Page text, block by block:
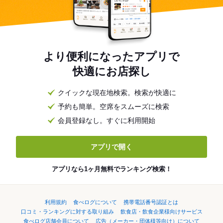
より便利になったアプリで
快適にお店探し
クイックな現在地検索。検索が快適に
予約も簡単。空席をスムーズに検索
会員登録なし。すぐに利用開始
アプリで開く
アプリなら1ヶ月無料でランキング検索！
利用規約 食べログについて
携帯電話番号認証とは
口コミ・ランキングに対する取り組み
飲食店・飲食企業様向けサービス
食べログ店舗会員について
広告（メーカー・団体様等向け）について